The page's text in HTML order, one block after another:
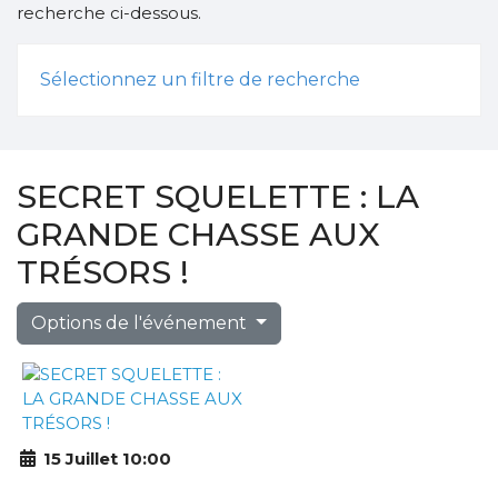
recherche ci-dessous.
Sélectionnez un filtre de recherche
SECRET SQUELETTE : LA
GRANDE CHASSE AUX
TRÉSORS !
Options de l'événement
15 Juillet 10:00